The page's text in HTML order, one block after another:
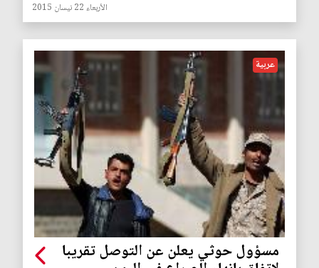
الأربعاء 22 نيسان 2015
عربية
مسؤول حوثي يعلن عن التوصل تقريبا